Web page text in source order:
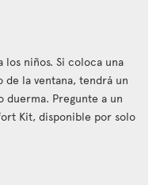
los niños. Si coloca una
de la ventana, tendrá un
duerma. Pregunte a un
Kit, disponible por solo